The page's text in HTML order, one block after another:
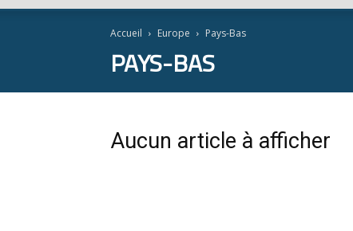
Accueil Europe Pays-Bas
PAYS-BAS
Aucun article à afficher